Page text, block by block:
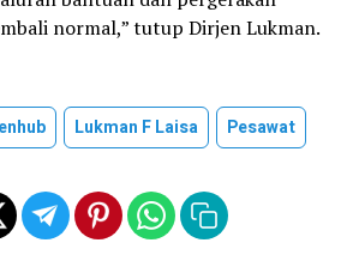
normal,” tutup Dirjen Lukman.
Lukman F Laisa Pesawat